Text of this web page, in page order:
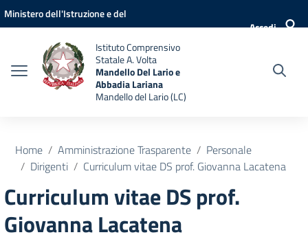
Vai ai contenuti
Vai al menu di navigazione
Vai al footer
Ministero dell'Istruzione e del
Accedi
Istituto Comprensivo
Statale A. Volta
Mandello Del Lario e
Abbadia Lariana
Mandello del Lario (LC)
Home Amministrazione Trasparente
Personale
Dirigenti
Curriculum vitae DS prof. Giovanna Lacatena
Curriculum vitae DS prof.
Giovanna Lacatena